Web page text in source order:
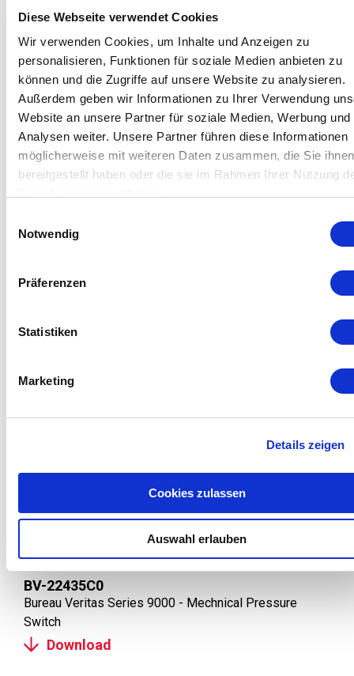
Diese Webseite verwendet Cookies
Wir verwenden Cookies, um Inhalte und Anzeigen zu
personalisieren, Funktionen für soziale Medien anbieten zu
können und die Zugriffe auf unsere Website zu analysieren.
Außerdem geben wir Informationen zu Ihrer Verwendung
Website an unsere Partner für soziale Medien, Werbung und
Analysen weiter. Unsere Partner führen diese Informationen
möglicherweise mit weiteren Daten zusammen, die Sie ihnen
bereitgestellt haben oder die sie im Rahmen Ihrer Nutzung
Notwendig
Präferenzen
Statistiken
Marketing
Details zeigen
Cookies zulassen
Auswahl erlauben
Download
BV-22435C0
Bureau Veritas Series 9000 - Mechnical Pressure
Switch
Download